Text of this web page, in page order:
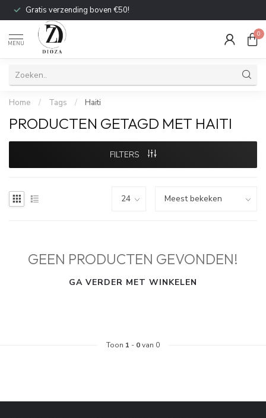
Gratis verzending boven €50!
MENU
0
Home / Tags / Haiti
PRODUCTEN GETAGD MET HAITI
FILTERS
GEEN PRODUCTEN GEVONDEN!
GA VERDER MET WINKELEN
Toon 1 - 0van 0